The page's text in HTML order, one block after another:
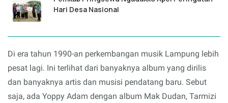
Hari Desa Nasional
Di era tahun 1990-an perkembangan musik Lampung lebih
pesat lagi. Ini terlihat dari banyaknya album yang dirilis
dan banyaknya artis dan musisi pendatang baru. Sebut
saja, ada Yoppy Adam dengan album Mak Dudan, Tarmizi